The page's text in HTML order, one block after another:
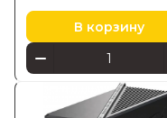
В корзину